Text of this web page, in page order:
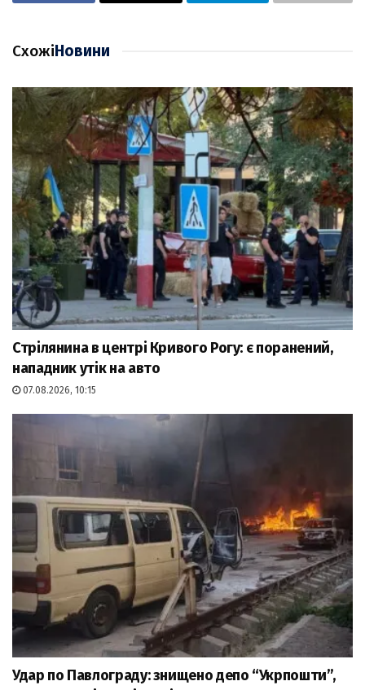
СхожіНовини
Стрілянина в центрі Кривого Рогу: є поранений,
нападник утік на авто
07.08.2026, 10:15
Удар по Павлограду: знищено депо “Укрпошти”,